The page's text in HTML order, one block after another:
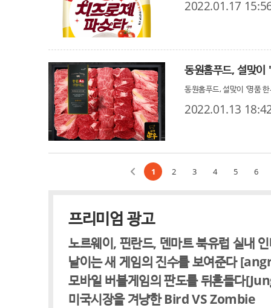
2022.01.17
동원홈푸드, 설맞이
동원홈푸드, 설맞이 '명품
2022.01.13
1 2 3 4 5 6
프리미엄 광고
노르웨이, 핀란드, 덴마트 북유럽 실내
날이는 새 게임의 진수를 보여준다
모바일 버블게임의 판도를 뒤흔들다
미국시장을 겨냥한 Bird VS Zombie